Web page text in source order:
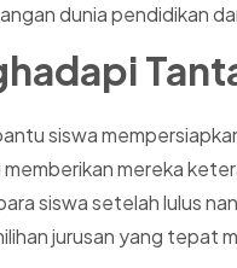
dunia pendidikan
siswa
mereka
siswa setelah lulus
jurusan yang tepat